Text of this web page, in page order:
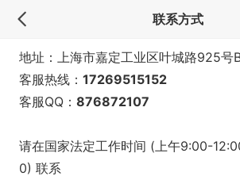
联系方式
地址：上海市嘉定工业区叶城路925号
客服热线： 17269515152
客服QQ： 876872107
请在国家法定工作时间 (上午9:00-
0) 联系